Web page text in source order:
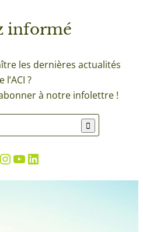
informé
les dernières actualités
l’ACI ?
à notre infolettre !
